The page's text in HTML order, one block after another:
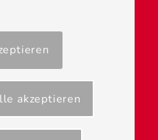
gibt es in unserem
akzeptieren